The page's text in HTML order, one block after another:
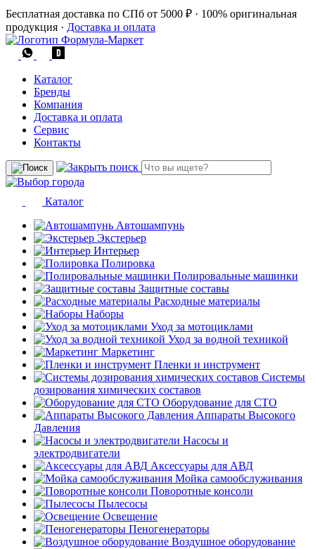
Бесплатная доставка по СПб от 5000 ₽ · 100% оригинальная
продукция · Доставка и оплата
Каталог
Бренды
Компания
Доставка и оплата
Сервис
Контакты
Каталог
Автошампунь
Экстерьер
Интерьер
Полировка
Полировальные машинки
Защитные составы
Расходные материалы
Наборы
Уход за мотоциклами
Уход за водной техникой
Маркетинг
Пленки и инструмент
Системы
дозирования химических составов
Оборудование для СТО
Аппараты Высокого
Давления
Насосы и
электродвигатели
Аксессуары для АВД
Мойка самообслуживания
Поворотные консоли
Пылесосы
Освещение
Пеногенераторы
Воздушное оборудование